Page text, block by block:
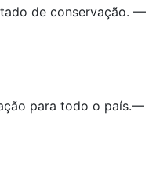
de conservação. —
para todo o país.—